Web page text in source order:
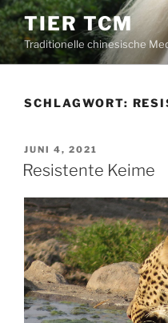
Zum
Inhalt
springen
TIER TCM
Traditionelle chinesische
SCHLAGWORT:
VERÖFFENTLICHT
AM
JUNI 4, 2021
Resistente Keime